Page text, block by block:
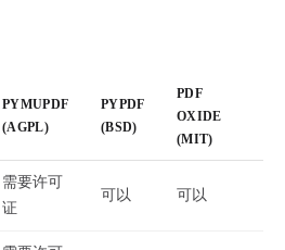
PYMUPDF
(AGPL)
PYPDF
(BSD)
PDF
OXIDE
(MIT)
需要许可
证
可以 可以